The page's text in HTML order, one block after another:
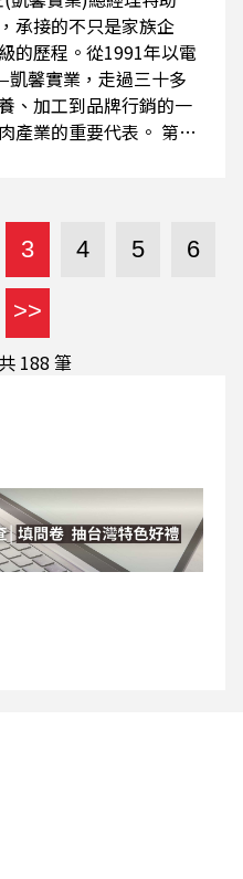
承接的不只是家族企
的歷程。從1991年以電
馨實業，走過三十多
、加工到品牌行銷的一
的重要代表。 第三
的誕生，不只翻轉市場
日常食材提升為講究品
坡與緬甸，以整場輸出
，並透過育種基因庫調
食文化與市場需求，一
對產業的升級和企業走
3 4 5 6
>>
188 筆